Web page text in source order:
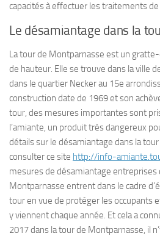
capacités à effectuer les traitements de
Le désamiantage dans la
La tour de Montparnasse est un
de hauteur. Elle se trouve dans la ville
dans le quartier Necker au 15e
construction date de 1969 et son
tour, des mesures importantes sont
l’amiante, un produit très dangereux
détails sur le désamiantage dans la
consulter ce site http://info-
mesures de désamiantage entreprises
Montparnasse entrent dans le cadre
tour en vue de protéger les occupants
y viennent chaque année. Et cela a
2017 dans la tour de Montparnasse, il